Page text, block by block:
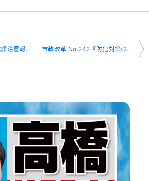
市政改革 No.240『乾燥注意報』 市政改革 No.242『防犯対策(2)』